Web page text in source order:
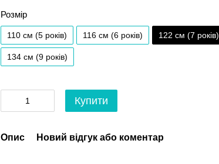
Розмір
110 см (5 років) 116 см (6 років) 122 см (7 років)
134 см (9 років)
Купити
Опис Новий відгук або коментар